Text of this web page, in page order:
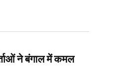
ने बंगाल में कमल